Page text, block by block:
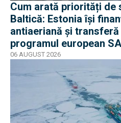
Cum arată priorități de
Baltică: Estonia își
antiaeriană și
programul european
06 AUGUST 2026